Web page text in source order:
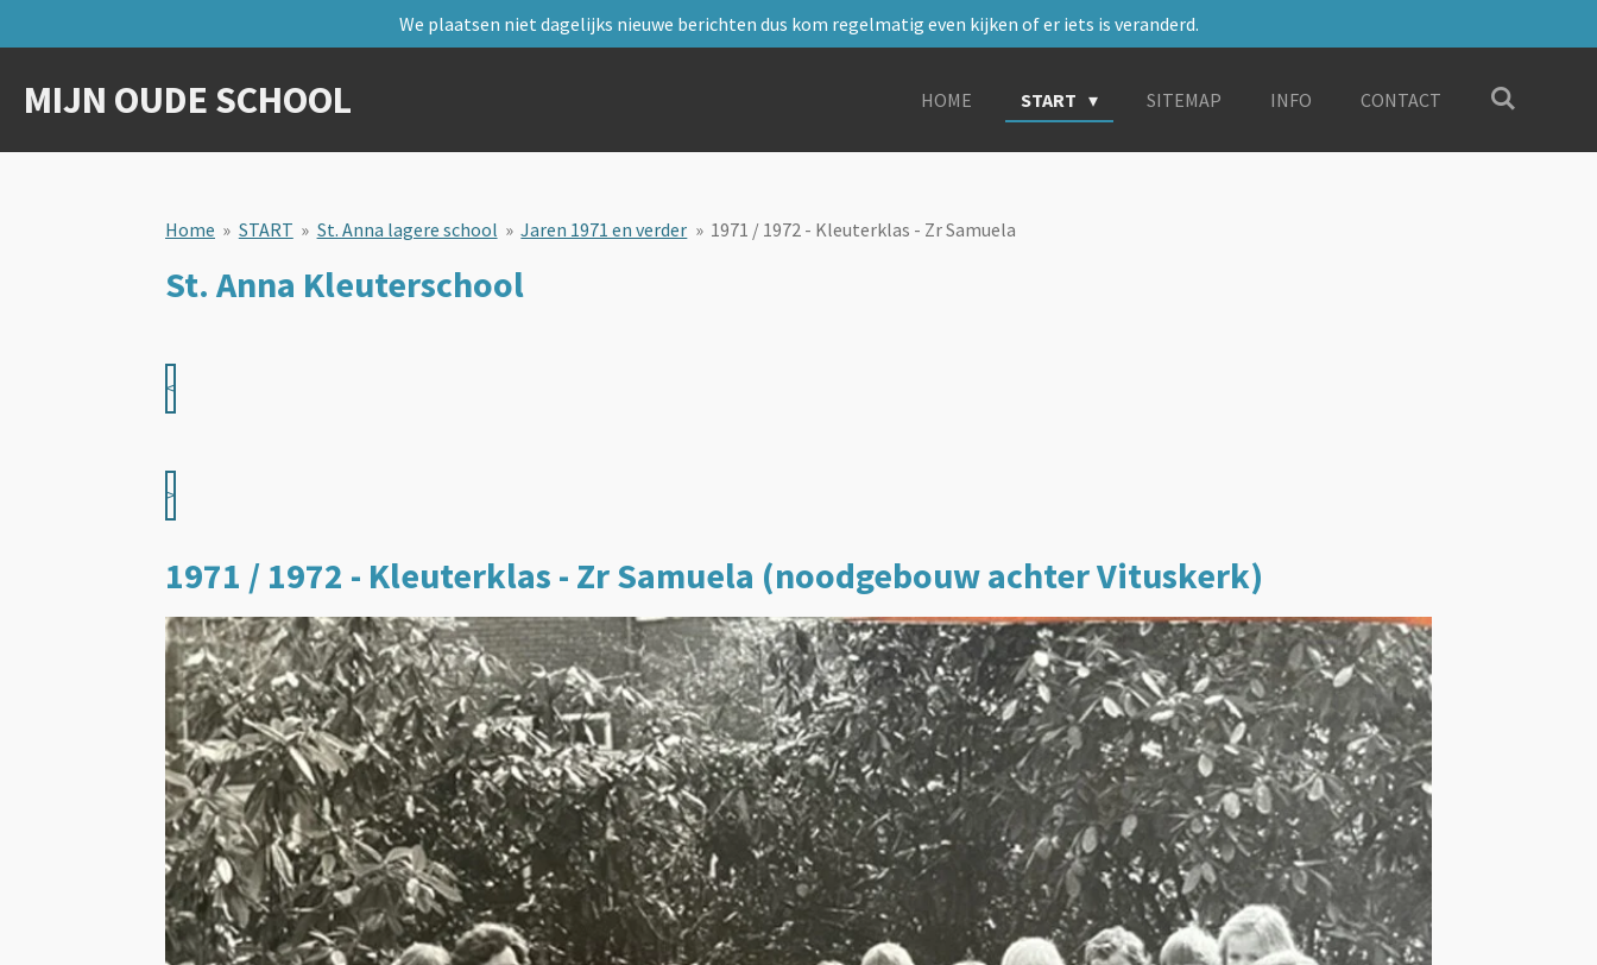
direct
de
We plaatsen niet dagelijks nieuwe berichten dus kom regelmatig even kijken of er iets is veranderd.
MIJN OUDE SCHOOL HOME START SITEMAP INFO CONTACT
Home » START » St. Anna lagere school » Jaren 1971 en verder » 1971 / 1972 - Kleuterklas - Zr Samuela
St. Anna Kleuterschool
<
>
1971 / 1972 - Kleuterklas - Zr Samuela (noodgebouw achter Vituskerk)